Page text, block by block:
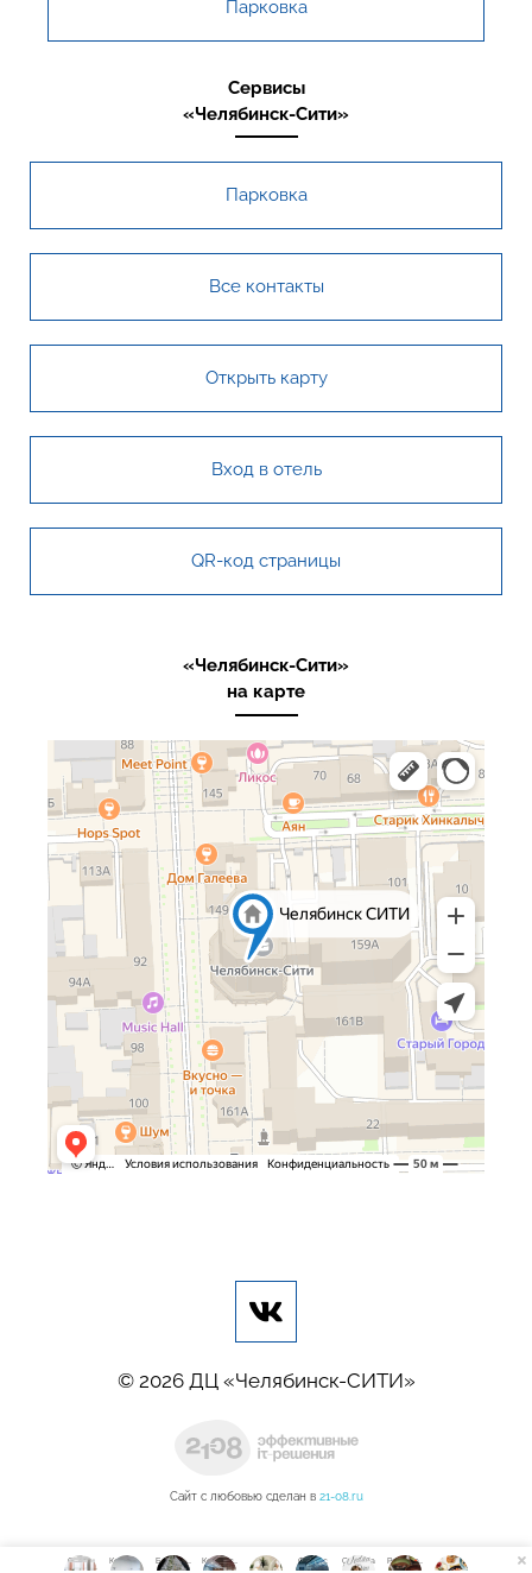
Парковка
Сервисы
«Челябинск-Сити»
Парковка
Все контакты
Открыть карту
Вход в отель
QR-код страницы
«Челябинск-Сити»
на карте
© 2026 ДЦ «Челябинск-СИТИ»
Сайт с любовью сделан в 21-08.ru